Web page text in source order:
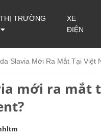
THỊ TRƯỜNG
XE
ĐIỆN
Slavia Mới Ra Mắt Tại Việt
mới ra mắt